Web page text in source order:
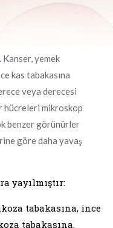
yemek
kas tabakasına
veya derecesi
hücreleri mikroskop
benzer görünürler
göre daha yavaş
yayılmıştır:
tabakasına, ince
tabakasına.